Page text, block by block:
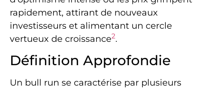
rapidement, attirant de nouveaux
investisseurs et alimentant un cercle
vertueux de croissance2.
Définition Approfondie
Un bull run se caractérise par plusieurs